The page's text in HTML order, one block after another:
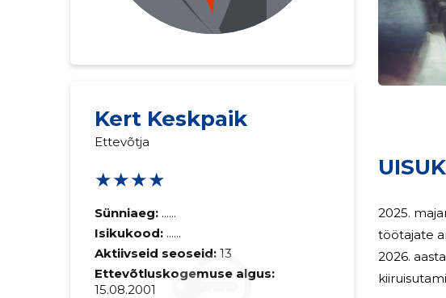
Kert Keskpaik
Ettevõtja
★★★★
Sünniaeg: ......
Isikukood: ......
Aktiivseid seoseid: 13
Ettevõtluskogemuse algus:
15.08.2001
2025.
töötajate
2026.
Sinu kommentaar